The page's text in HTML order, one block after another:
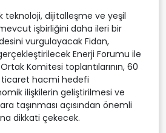
teknoloji, dijitalleşme ve yeşil
işbirliğini daha ileri bir
vurgulayacak Fidan,
Enerji Forumu ile
Komitesi toplantılarının, 60
ticaret hacmi hedefi
ilişkilerin geliştirilmesi ve
taşınması açısından önemli
dikkati çekecek.